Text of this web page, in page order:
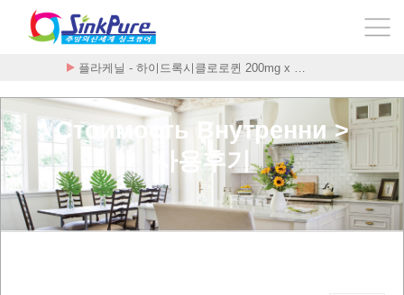
플라케닐 - 하이드록시클로로퀸 200mg x …
Стоимость Внутренни >
사용후기